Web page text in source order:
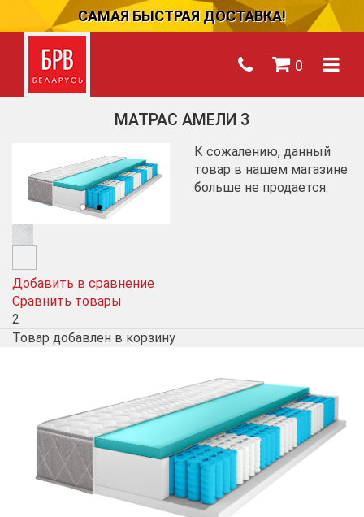
САМАЯ БЫСТРАЯ ДОСТАВКА!
0
МАТРАС АМЕЛИ 3
Добавить в сравнение
Сравнить товары
2
К сожалению, данный
товар в нашем магазине
больше не продается.
Товар добавлен в корзину